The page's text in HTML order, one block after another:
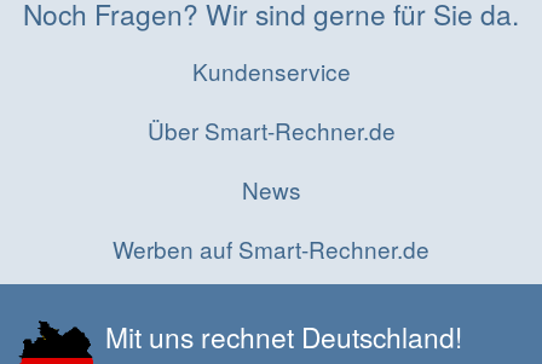
Noch Fragen? Wir sind gerne für Sie da.
Kundenservice
Über Smart-Rechner.de
News
Werben auf Smart-Rechner.de
Mit uns rechnet Deutschland!